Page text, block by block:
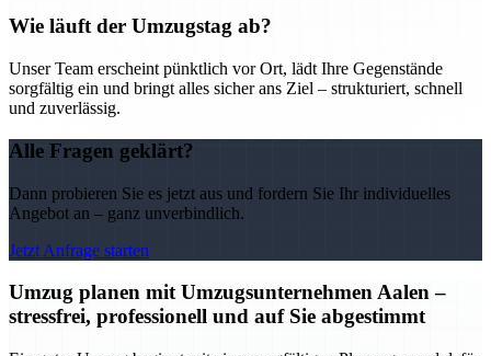
Wie läuft der Umzugstag ab?
Unser Team erscheint pünktlich vor Ort, lädt Ihre Gegenstände
sorgfältig ein und bringt alles sicher ans Ziel – strukturiert, schnell
und zuverlässig.
Alle Fragen geklärt?
Dann probieren Sie es jetzt aus und fordern Sie Ihr individuelles
Angebot an – ganz unverbindlich.
Jetzt Anfrage starten
Umzug planen mit Umzugsunternehmen Aalen –
stressfrei, professionell und auf Sie abgestimmt